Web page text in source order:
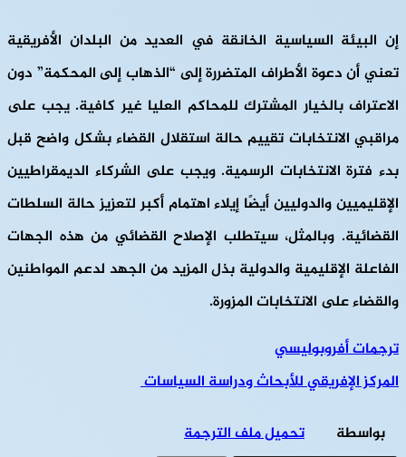
إن البيئة السياسية الخانقة في العديد من البلدان الأفريقية
تعني أن دعوة الأطراف المتضررة إلى “الذهاب إلى المحكمة” دون
الاعتراف بالخيار المشترك للمحاكم العليا غير كافية. يجب على
مراقبي الانتخابات تقييم حالة استقلال القضاء بشكل واضح قبل
بدء فترة الانتخابات الرسمية. ويجب على الشركاء الديمقراطيين
الإقليميين والدوليين أيضًا إيلاء اهتمام أكبر لتعزيز حالة السلطات
القضائية. وبالمثل، سيتطلب الإصلاح القضائي من هذه الجهات
الفاعلة الإقليمية والدولية بذل المزيد من الجهد لدعم المواطنين
والقضاء على الانتخابات المزورة.
ترجمات أفروبوليسي
المركز الإفريقي للأبحاث ودراسة السياسات
بواسطة تحميل ملف الترجمة